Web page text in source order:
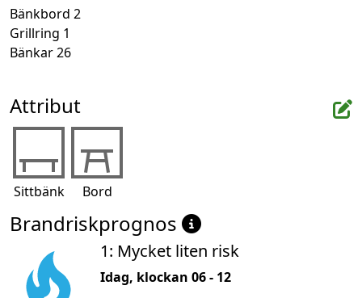
Bänkbord 2
Grillring 1
Bänkar 26
Attribut
Sittbänk Bord
Brandriskprognos
1: Mycket liten risk
Idag, klockan 06 - 12